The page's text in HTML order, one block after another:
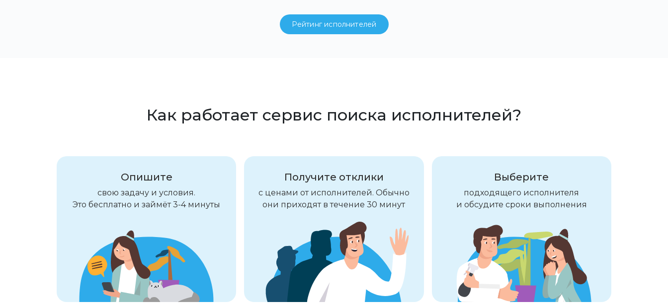
Рейтинг исполнителей
Как работает сервис поиска исполнителей?
Опишите
свою задачу и условия.
Это бесплатно и займёт 3-4 минуты
Получите отклики
с ценами от исполнителей. Обычно
они приходят в течение 30 минут
Выберите
подходящего исполнителя
и обсудите сроки выполнения